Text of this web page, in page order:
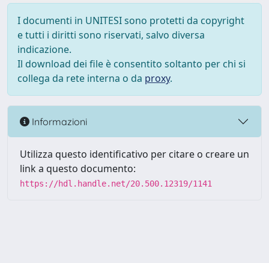
I documenti in UNITESI sono protetti da copyright
e tutti i diritti sono riservati, salvo diversa
indicazione.
Il download dei file è consentito soltanto per chi si
collega da rete interna o da proxy.
Informazioni
Utilizza questo identificativo per citare o creare un
link a questo documento:
https://hdl.handle.net/20.500.12319/1141